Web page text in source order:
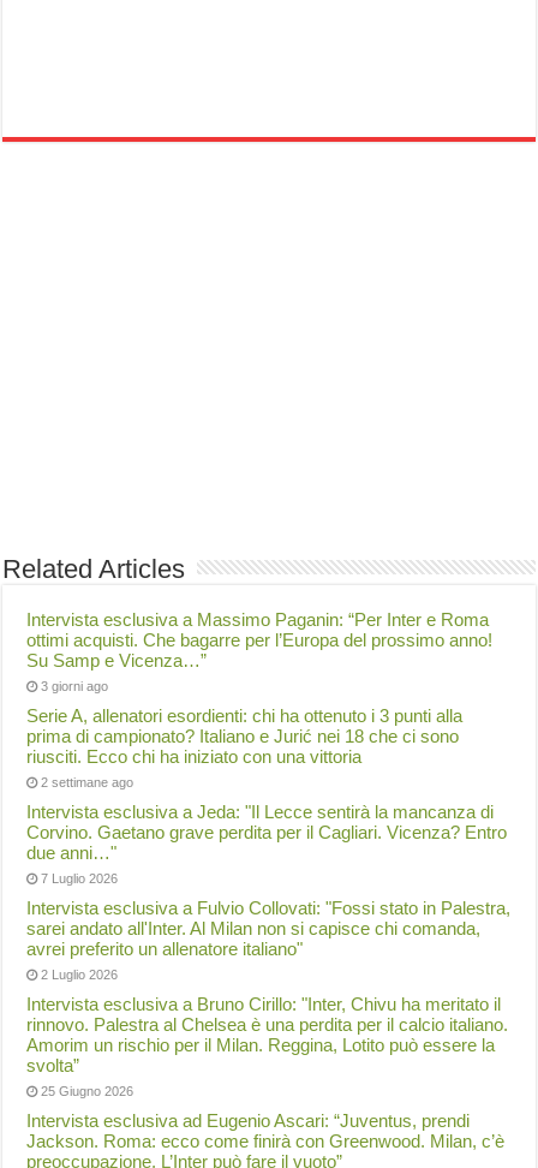
Related Articles
Intervista esclusiva a Massimo Paganin: “Per Inter e Roma
ottimi acquisti. Che bagarre per l’Europa del prossimo anno!
Su Samp e Vicenza…”
3 giorni ago
Serie A, allenatori esordienti: chi ha ottenuto i 3 punti alla
prima di campionato? Italiano e Jurić nei 18 che ci sono
riusciti. Ecco chi ha iniziato con una vittoria
2 settimane ago
Intervista esclusiva a Jeda: "Il Lecce sentirà la mancanza di
Corvino. Gaetano grave perdita per il Cagliari. Vicenza? Entro
due anni…"
7 Luglio 2026
Intervista esclusiva a Fulvio Collovati: "Fossi stato in Palestra,
sarei andato all'Inter. Al Milan non si capisce chi comanda,
avrei preferito un allenatore italiano"
2 Luglio 2026
Intervista esclusiva a Bruno Cirillo: "Inter, Chivu ha meritato il
rinnovo. Palestra al Chelsea è una perdita per il calcio italiano.
Amorim un rischio per il Milan. Reggina, Lotito può essere la
svolta”
25 Giugno 2026
Intervista esclusiva ad Eugenio Ascari: “Juventus, prendi
Jackson. Roma: ecco come finirà con Greenwood. Milan, c’è
preoccupazione. L’Inter può fare il vuoto”